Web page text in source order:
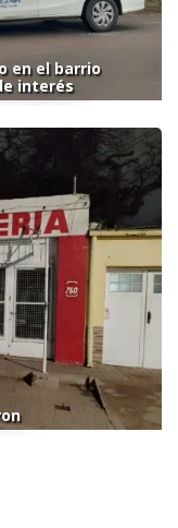
en el barrio
interés